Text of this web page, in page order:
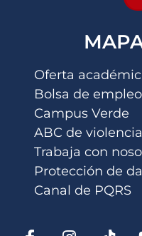
Oferta
Bolsa de empleo
Campus Verde
ABC de
Trabaja con
Protección de
Canal de PQRS